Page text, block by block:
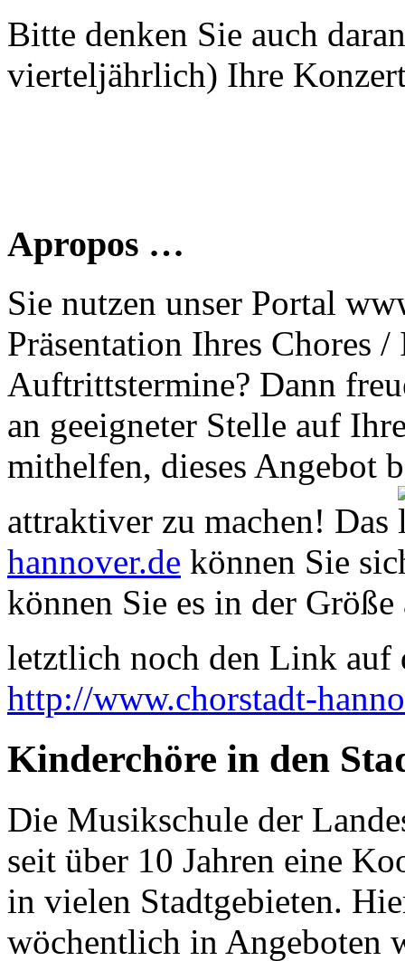
Bitte denken Sie auch
vierteljährlich) Ihre
Apropos …
Sie nutzen unser Portal
Präsentation Ihres Chores
Auftrittstermine? Dann
an geeigneter Stelle auf
mithelfen, dieses Angebot
attraktiver zu machen! Das
hannover.de können Sie
können Sie es in der
letztlich noch den Link auf
http://www.chorstadt-
Kinderchöre in den
Die Musikschule der
seit über 10 Jahren eine
in vielen Stadtgebieten.
wöchentlich in Angeboten